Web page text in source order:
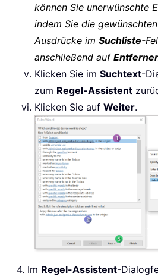
können Sie unerwünschte
indem Sie die
Ausdrücke im Suchliste-
anschließend auf
Klicken Sie im Suchtext-
zum Regel-Assistent
Klicken Sie auf Weiter.
4. Im Regel-Assistent-